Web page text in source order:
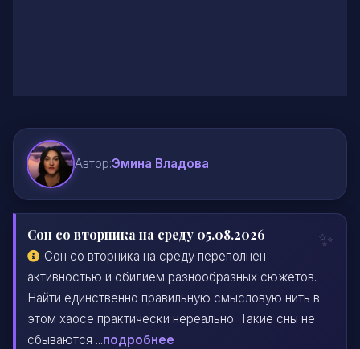
Автор:Эмина Владова
Сон со вторника на среду 05.08.2026
Сон со вторника на среду переполнен
активностью и обилием разнообразных сюжетов.
Найти единственно правильную смысловую нить в
этом хаосе практически нереально. Такие сны не
сбываются ...подробнее